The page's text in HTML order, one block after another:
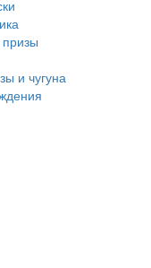
и чугуна